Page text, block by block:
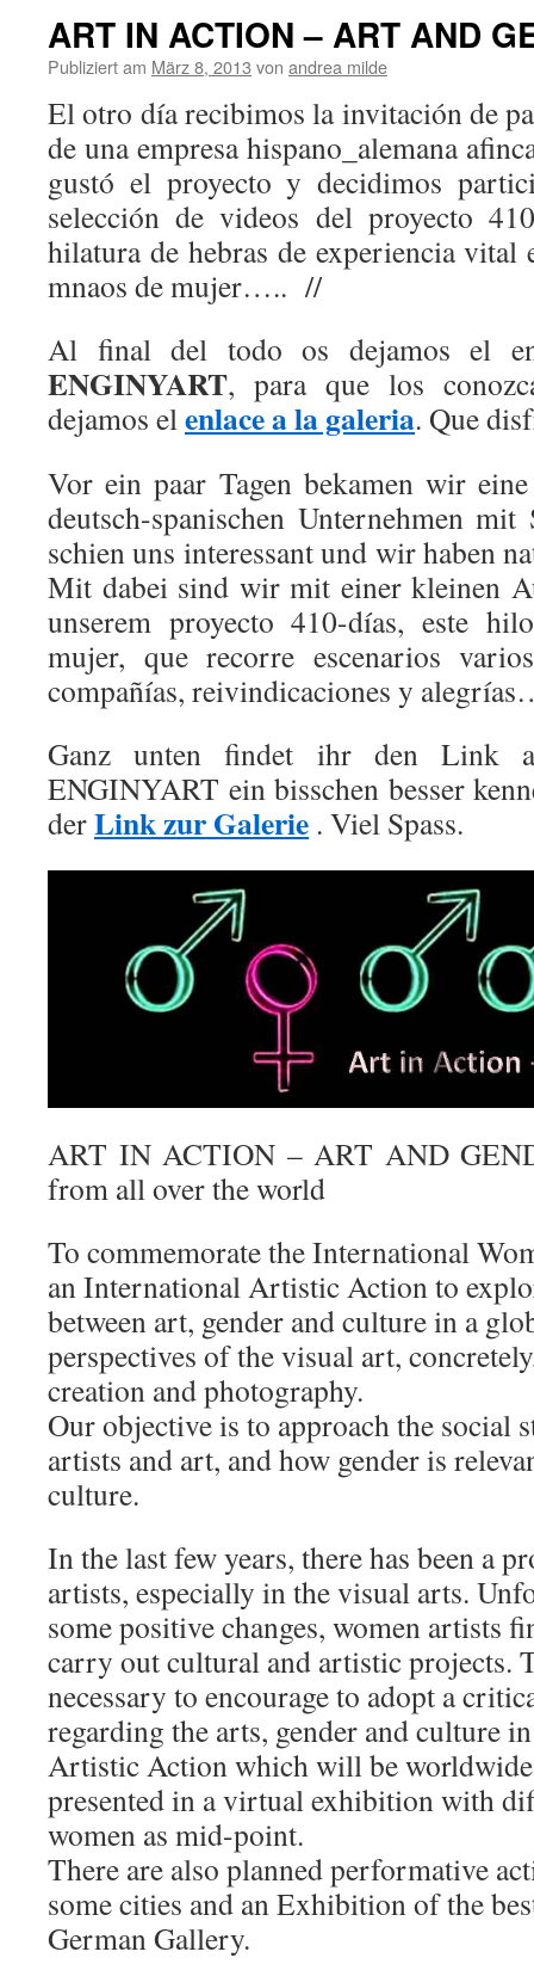
ART IN ACTION – ART AND
Publiziert am März 8, 2013 von andrea milde
El otro día recibimos la invitación de
de una empresa hispano_alemana
gustó el proyecto y decidimos
selección de videos del proyecto
hilatura de hebras de experiencia
mnaos de mujer….. //
Al final del todo os dejamos el
ENGINYART, para que los
dejamos elenlace a la galeria. Que
Vor ein paar Tagen bekamen wir
deutsch-spanischen Unternehmen
schien uns interessant und wir haben
Mit dabei sind wir mit einer kleinen
unserem proyecto 410-días, este
mujer, que recorre escenarios
compañías, reivindicaciones y
Ganz unten findet ihr den Link
ENGINYART ein bisschen besser
derLink zur Galerie . Viel Spass.
ART IN ACTION – ART AND
from all over the world
To commemorate the International
an International Artistic Action to
between art, gender and culture in a
perspectives of the visual art,
creation and photography.
Our objective is to approach the social
artists and art, and how gender is
culture.
In the last few years, there has been a
artists, especially in the visual arts.
some positive changes, women artists
carry out cultural and artistic projects.
necessary to encourage to adopt a
regarding the arts, gender and culture
Artistic Action which will be worldwide
presented in a virtual exhibition with
women as mid-point.
There are also planned performative
some cities and an Exhibition of the
German Gallery.